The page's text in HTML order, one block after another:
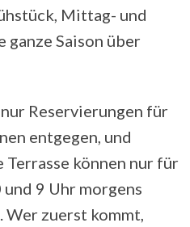
Mittag- und
ganze Saison über
Reservierungen für
entgegen, und
können nur für
9 Uhr morgens
zuerst kommt,